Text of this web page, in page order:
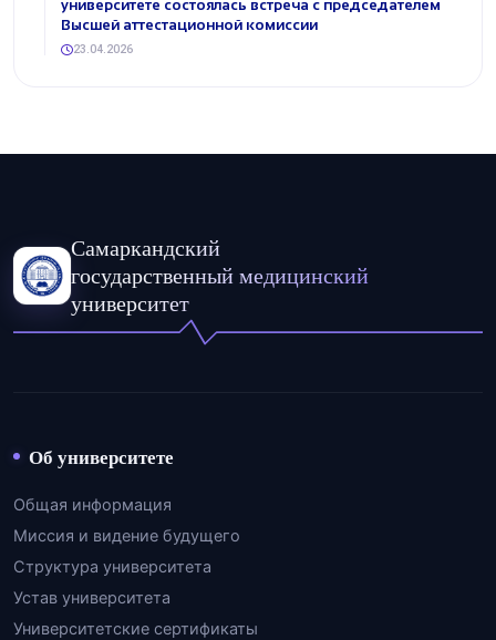
университете состоялась встреча с председателем
Высшей аттестационной комиссии
23.04.2026
Самаркандский
государственный медицинский
университет
Об университете
Общая информация
Миссия и видение будущего
Структура университета
Устав университета
Университетские сертификаты